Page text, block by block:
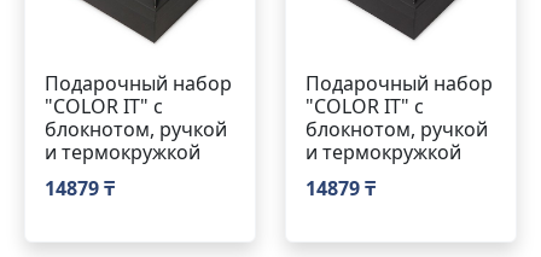
Подарочный набор
"COLOR IT" c
блокнотом, ручкой
и термокружкой
14879 ₸
Подарочный набор
"COLOR IT" c
блокнотом, ручкой
и термокружкой
14879 ₸